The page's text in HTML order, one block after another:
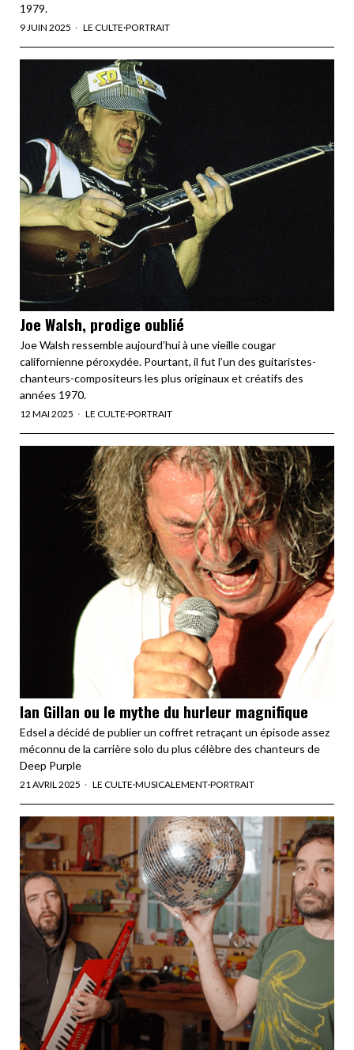
1979.
9 JUIN 2025 LE CULTE·PORTRAIT
Joe Walsh, prodige oublié
Joe Walsh ressemble aujourd’hui à une vieille cougar
californienne péroxydée. Pourtant, il fut l’un des guitaristes-
chanteurs-compositeurs les plus originaux et créatifs des
années 1970.
12 MAI 2025 LE CULTE·PORTRAIT
Ian Gillan ou le mythe du hurleur magnifique
Edsel a décidé de publier un coffret retraçant un épisode assez
méconnu de la carrière solo du plus célèbre des chanteurs de
Deep Purple
21 AVRIL 2025 LE CULTE·MUSICALEMENT·PORTRAIT